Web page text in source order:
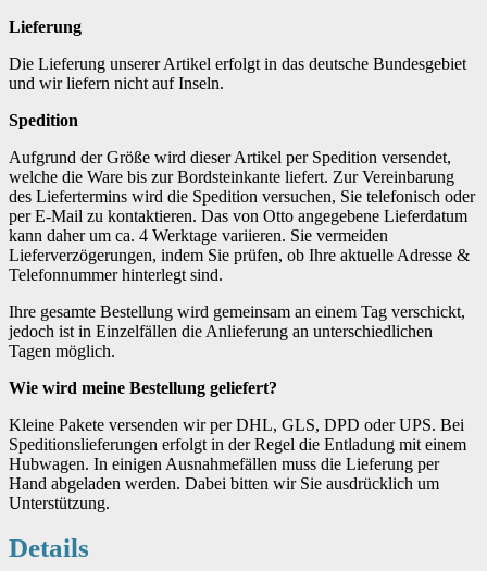
Lieferung
Die Lieferung unserer Artikel erfolgt in das deutsche Bundesgebiet
und wir liefern nicht auf Inseln.
Spedition
Aufgrund der Größe wird dieser Artikel per Spedition versendet,
welche die Ware bis zur Bordsteinkante liefert. Zur Vereinbarung
des Liefertermins wird die Spedition versuchen, Sie telefonisch oder
per E-Mail zu kontaktieren. Das von Otto angegebene Lieferdatum
kann daher um ca. 4 Werktage variieren. Sie vermeiden
Lieferverzögerungen, indem Sie prüfen, ob Ihre aktuelle Adresse &
Telefonnummer hinterlegt sind.
Ihre gesamte Bestellung wird gemeinsam an einem Tag verschickt,
jedoch ist in Einzelfällen die Anlieferung an unterschiedlichen
Tagen möglich.
Wie wird meine Bestellung geliefert?
Kleine Pakete versenden wir per DHL, GLS, DPD oder UPS. Bei
Speditionslieferungen erfolgt in der Regel die Entladung mit einem
Hubwagen. In einigen Ausnahmefällen muss die Lieferung per
Hand abgeladen werden. Dabei bitten wir Sie ausdrücklich um
Unterstützung.
Details